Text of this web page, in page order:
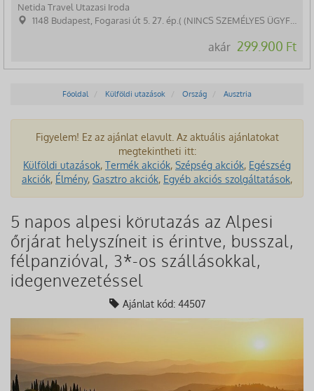
Netida Travel Utazasi Iroda
1148 Budapest, Fogarasi út 5. 27. ép.( (NINCS SZEMÉLYES ÜGYFÉLFOGADÁS)
akár 299.900 Ft
Főoldal Külföldi utazások Ország Ausztria
Figyelem! Ez az ajánlat elavult. Az aktuális ajánlatokat
megtekintheti itt:
Külföldi utazások, Termék akciók, Szépség akciók, Egészség
akciók, Élmény, Gasztro akciók, Egyéb akciós szolgáltatások,
5 napos alpesi körutazás az Alpesi
őrjárat helyszíneit is érintve, busszal,
félpanzióval, 3*-os szállásokkal,
idegenvezetéssel
Ajánlat kód: 44507